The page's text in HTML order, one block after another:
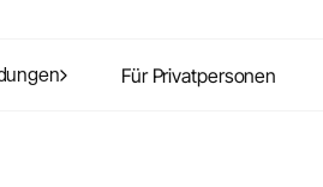
Für Privatpersonen